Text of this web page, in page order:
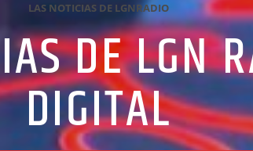
LAS NOTICIAS DE LGNRADIO
DE LGN
DIGITAL